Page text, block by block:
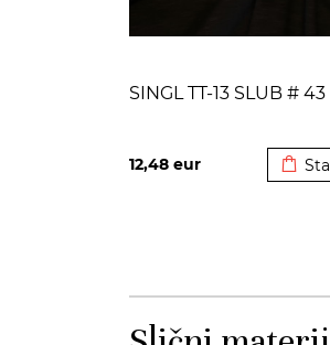
SINGL TT-13 SLUB #
12,48 eur